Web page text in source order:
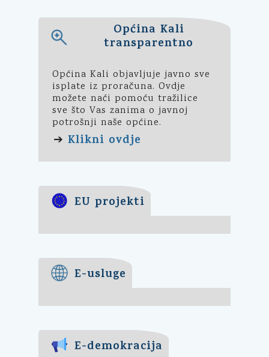
Općina Kali
transparentno
Općina Kali objavljuje javno sve
isplate iz proračuna. Ovdje
možete naći pomoću tražilice
sve što Vas zanima o javnoj
potrošnji naše općine.
➔ Klikni ovdje
EU projekti
E-usluge
E-demokracija